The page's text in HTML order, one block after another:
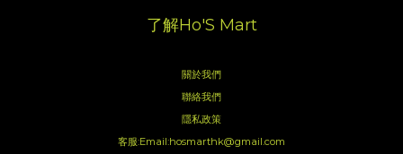
了解Ho'S Mart
關於我們
聯絡我們
隱私政策
客服:Email:hosmarthk@gmail.com